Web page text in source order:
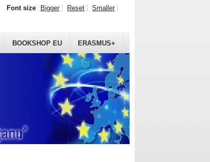
BOOKSHOP EU ERASMUS+
Font size Bigger Reset Smaller